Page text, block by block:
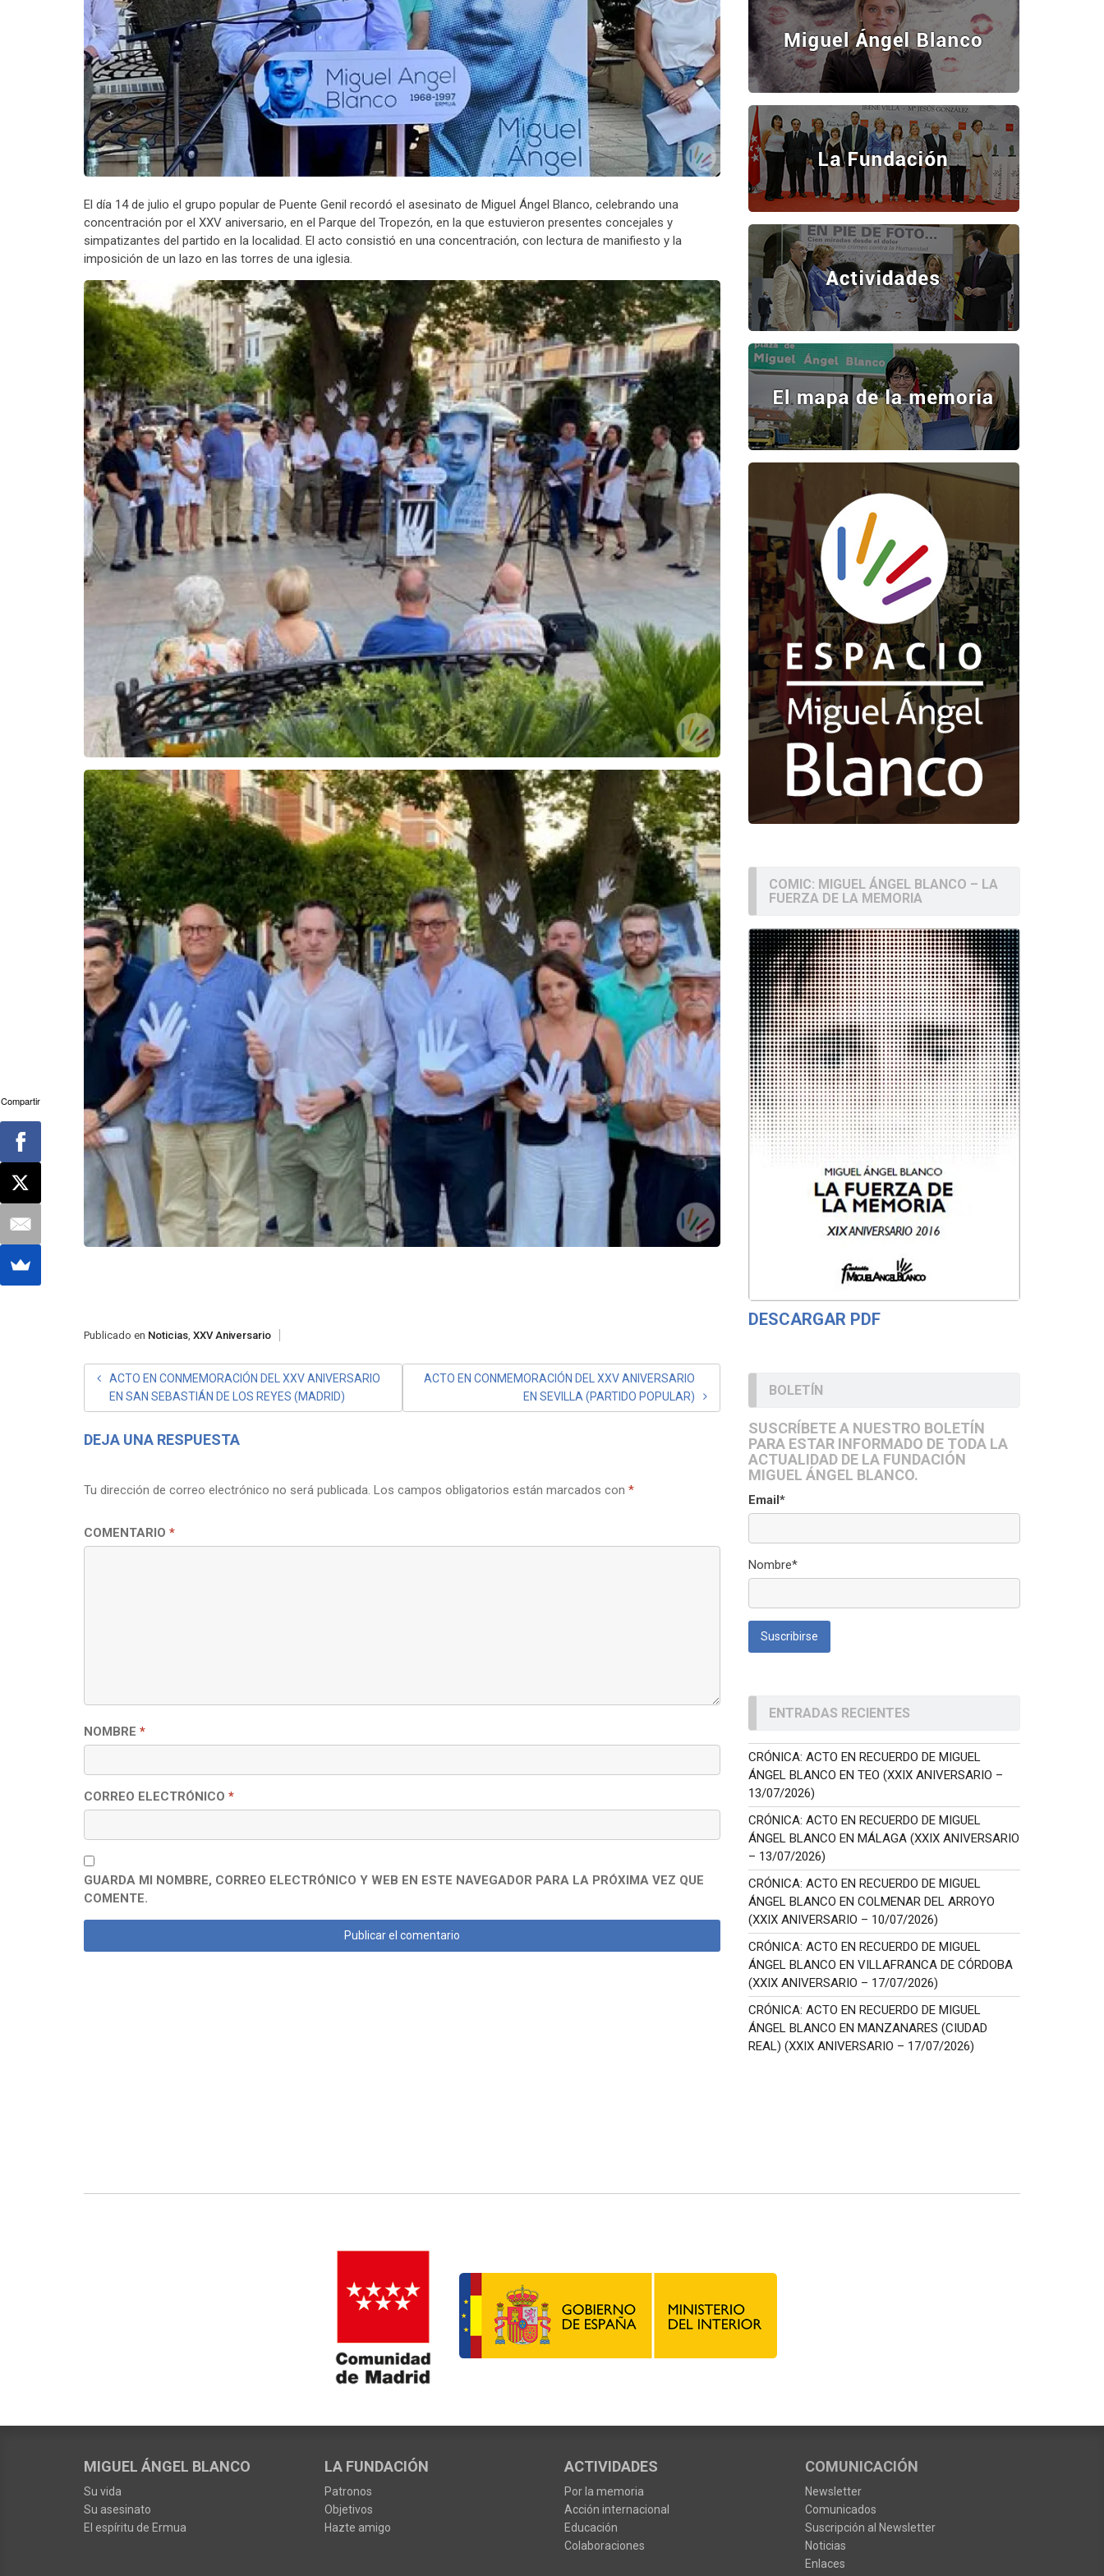
El día 14 de julio el grupo popular de Puente Genil recordó el asesinato de Miguel Ángel Blanco, celebrando una
concentración por el XXV aniversario, en el Parque del Tropezón, en la que estuvieron presentes concejales y
simpatizantes del partido en la localidad. El acto consistió en una concentración, con lectura de manifiesto y la
imposición de un lazo en las torres de una iglesia.
Publicado en Noticias, XXV Aniversario
NAVEGACIÓN
DE
ENTRADAS
ACTO EN CONMEMORACIÓN DEL XXV ANIVERSARIO
EN SAN SEBASTIÁN DE LOS REYES (MADRID)
ACTO EN CONMEMORACIÓN DEL XXV ANIVERSARIO
EN SEVILLA (PARTIDO POPULAR)
DEJA UNA RESPUESTA
Tu dirección de correo electrónico no será publicada. Los campos obligatorios están marcados con *
COMENTARIO *
NOMBRE *
CORREO ELECTRÓNICO *
GUARDA MI NOMBRE, CORREO ELECTRÓNICO Y WEB EN ESTE NAVEGADOR PARA LA PRÓXIMA VEZ QUE
COMENTE.
COMIC: MIGUEL ÁNGEL BLANCO – LA
FUERZA DE LA MEMORIA
DESCARGAR PDF
BOLETÍN
SUSCRÍBETE A NUESTRO BOLETÍN
PARA ESTAR INFORMADO DE TODA LA
ACTUALIDAD DE LA FUNDACIÓN
MIGUEL ÁNGEL BLANCO.
Email*
Nombre*
ENTRADAS RECIENTES
CRÓNICA: ACTO EN RECUERDO DE MIGUEL
ÁNGEL BLANCO EN TEO (XXIX ANIVERSARIO –
13/07/2026)
CRÓNICA: ACTO EN RECUERDO DE MIGUEL
ÁNGEL BLANCO EN MÁLAGA (XXIX ANIVERSARIO
– 13/07/2026)
CRÓNICA: ACTO EN RECUERDO DE MIGUEL
ÁNGEL BLANCO EN COLMENAR DEL ARROYO
(XXIX ANIVERSARIO – 10/07/2026)
CRÓNICA: ACTO EN RECUERDO DE MIGUEL
ÁNGEL BLANCO EN VILLAFRANCA DE CÓRDOBA
(XXIX ANIVERSARIO – 17/07/2026)
CRÓNICA: ACTO EN RECUERDO DE MIGUEL
ÁNGEL BLANCO EN MANZANARES (CIUDAD
REAL) (XXIX ANIVERSARIO – 17/07/2026)
MIGUEL ÁNGEL BLANCO
Su vida
Su asesinato
El espíritu de Ermua
LA FUNDACIÓN
Patronos
Objetivos
Hazte amigo
ACTIVIDADES
Por la memoria
Acción internacional
Educación
Colaboraciones
COMUNICACIÓN
Newsletter
Comunicados
Suscripción al Newsletter
Noticias
Enlaces
Compartir